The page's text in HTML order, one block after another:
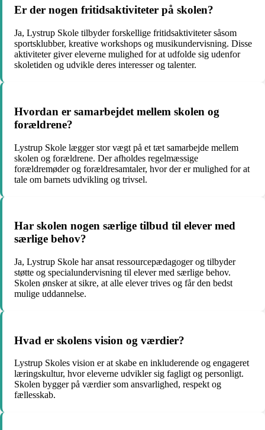
Er der nogen fritidsaktiviteter på skolen?
Ja, Lystrup Skole tilbyder forskellige fritidsaktiviteter såsom
sportsklubber, kreative workshops og musikundervisning. Disse
aktiviteter giver eleverne mulighed for at udfolde sig udenfor
skoletiden og udvikle deres interesser og talenter.
Hvordan er samarbejdet mellem skolen og
forældrene?
Lystrup Skole lægger stor vægt på et tæt samarbejde mellem
skolen og forældrene. Der afholdes regelmæssige
forældremøder og forældresamtaler, hvor der er mulighed for at
tale om barnets udvikling og trivsel.
Har skolen nogen særlige tilbud til elever med
særlige behov?
Ja, Lystrup Skole har ansat ressourcepædagoger og tilbyder
støtte og specialundervisning til elever med særlige behov.
Skolen ønsker at sikre, at alle elever trives og får den bedst
mulige uddannelse.
Hvad er skolens vision og værdier?
Lystrup Skoles vision er at skabe en inkluderende og engageret
læringskultur, hvor eleverne udvikler sig fagligt og personligt.
Skolen bygger på værdier som ansvarlighed, respekt og
fællesskab.